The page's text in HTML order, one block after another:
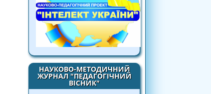
НАУКОВО-МЕТОДИЧНИЙ
ЖУРНАЛ "ПЕДАГОГІЧНИЙ
ВІСНИК"